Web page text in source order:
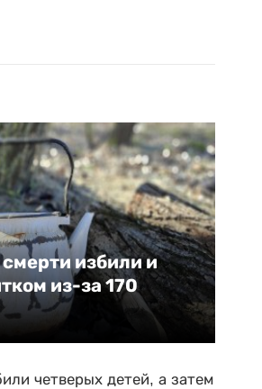
избили и
из-за 170
четверых детей, а затем